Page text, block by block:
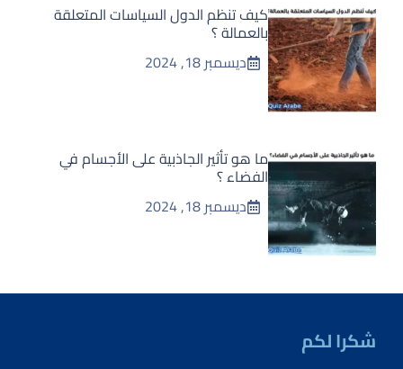
كيف تنظم الدول السياسات المتعلقة
بالعمالة ؟
ديسمبر 18, 2024
ما هو تأثير الجاذبية على الأجسام في
الفضاء ؟
ديسمبر 18, 2024
شكرا لكم